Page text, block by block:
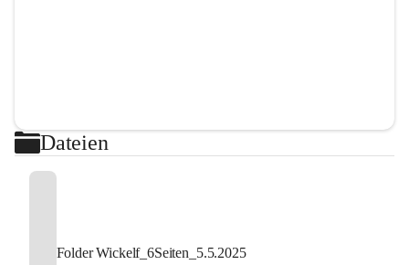
Dateien
Folder Wickelf_6Seiten_5.5.2025